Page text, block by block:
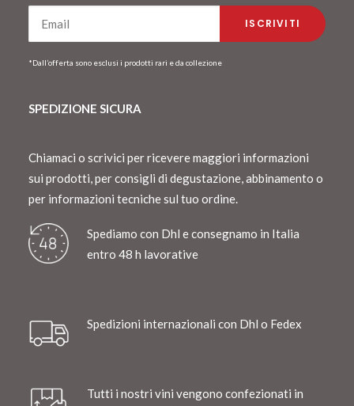
*Dall’offerta sono esclusi i prodotti rari e da collezione
SPEDIZIONE SICURA
Chiamaci o scrivici per ricevere maggiori informazioni
sui prodotti, per consigli di degustazione, abbinamento o
per informazioni tecniche sul tuo ordine.
Spediamo con Dhl e consegnamo in Italia
entro 48 h lavorative
Spedizioni internazionali con Dhl o Fedex
Tutti i nostri vini vengono confezionati in